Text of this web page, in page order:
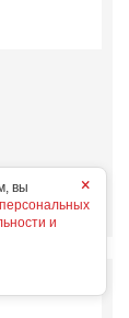
×
вы
и